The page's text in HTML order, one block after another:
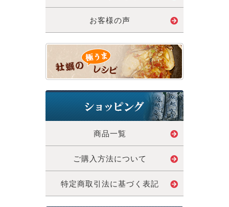
お客様の声
商品一覧
ご購入方法について
特定商取引法に基づく表記